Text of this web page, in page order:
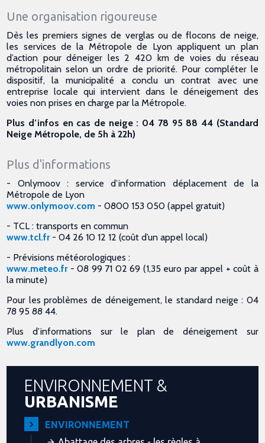
Une organisation rigoureuse
Dès les premiers signes de verglas ou de flocons de neige,
les services de la Métropole de Lyon appliquent un plan
d’action pour déneiger les 2 420 km de voies du réseau
métropolitain selon un ordre de priorité. Pour compléter le
dispositif, la municipalité a conclu un contrat avec une
entreprise locale qui intervient dans le déneigement des
voies non prises en charge par la Métropole.
Plus d’infos en cas de neige : 04 78 95 88 44 (Standard
Neige Métropole, de 5h à 22h)
Plus d'informations
- Onlymoov : service d’information déplacement de la
Métropole de Lyon
www.onlymoov.com - 0800 153 050 (appel gratuit)
- TCL : transports en commun
www.tcl.fr- 04 26 10 12 12 (coût d’un appel local)
- Prévisions météorologiques :
www.meteo.fr- 08 99 71 02 69 (1,35 euro par appel + coût à
la minute)
Pour les problèmes de déneigement, le standard neige : 04
78 95 88 44.
Plus d’informations sur le plan de déneigement sur
www.grandlyon.com
ENVIRONNEMENT &
URBANISME
ENVIRONNEMENT